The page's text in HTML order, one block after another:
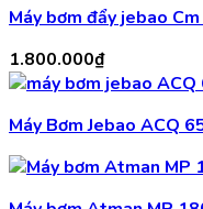
Máy bơm đẩy jebao
1.800.000₫
Máy Bơm Jebao ACQ